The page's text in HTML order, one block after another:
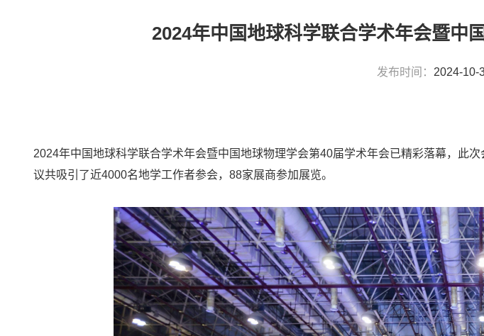
2024年中国地球科学联合学术年会暨中
发布时间： 2024-10-
2024年中国地球科学联合学术年会暨中国地球物理学会第40届学术年会已精彩落幕，此次
议共吸引了近4000名地学工作者参会，88家展商参加展览。